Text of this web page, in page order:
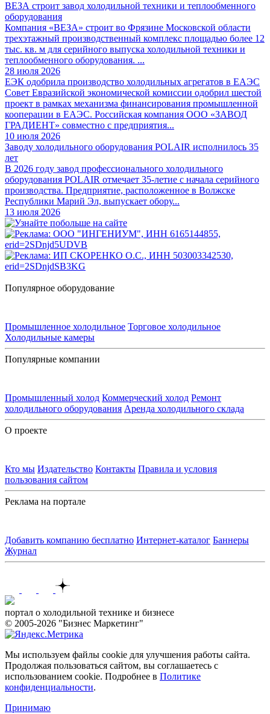
ВЕЗА строит завод холодильной техники и теплообменного
оборудования
Компания «ВЕЗА» строит во Фрязине Московской области
трехэтажный производственный комплекс площадью более 12
тыс. кв. м для серийного выпуска холодильной техники и
теплообменного оборудования. ...
28 июля 2026
ЕЭК одобрила производство холодильных агрегатов в ЕАЭС
Совет Евразийской экономической комиссии одобрил шестой
проект в рамках механизма финансирования промышленной
кооперации в ЕАЭС. Российская компания ООО «ЗАВОД
ГРАДИЕНТ» совместно с предприятия...
10 июля 2026
Заводу холодильного оборудования POLAIR исполнилось 35
лет
В 2026 году завод профессионального холодильного
оборудования POLAIR отмечает 35-летие с начала серийного
производства. Предприятие, расположенное в Волжске
Республики Марий Эл, выпускает обору...
13 июля 2026
Популярное оборудование
Промышленное холодильное Торговое холодильное
Холодильные камеры
Популярные компании
Промышленный холод Коммерческий холод Ремонт
холодильного оборудования Аренда холодильного склада
О проекте
Кто мы Издательство Контакты Правила и условия
пользования сайтом
Реклама на портале
Добавить компанию бесплатно Интернет-каталог Баннеры
Журнал
портал о холодильной технике и бизнесе
© 2005-2026 "Бизнес Маркетинг"
Мы используем файлы cookie для улучшения работы сайта.
Продолжая пользоваться сайтом, вы соглашаетесь с
использованием cookie. Подробнее в Политике
конфиденциальности.
Принимаю